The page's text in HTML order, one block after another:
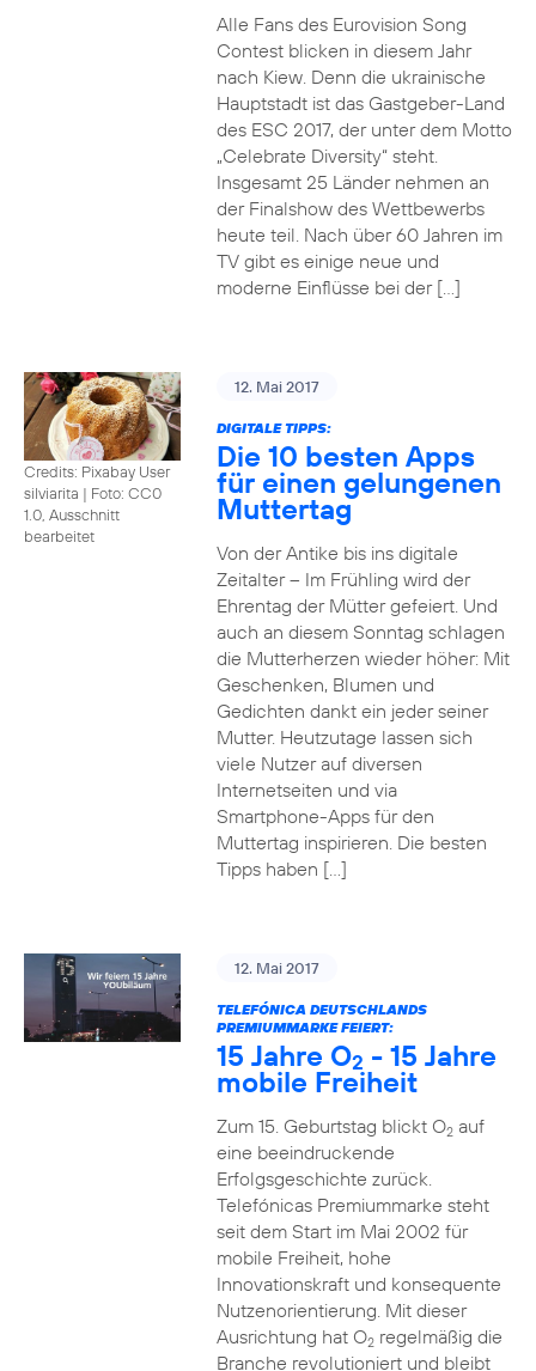
Alle Fans des Eurovision Song
Contest blicken in diesem Jahr
nach Kiew. Denn die ukrainische
Hauptstadt ist das Gastgeber-Land
des ESC 2017, der unter dem Motto
„Celebrate Diversity“ steht.
Insgesamt 25 Länder nehmen an
der Finalshow des Wettbewerbs
heute teil. Nach über 60 Jahren im
TV gibt es einige neue und
moderne Einflüsse bei der […]
Credits: Pixabay User
silviarita | Foto: CC0
1.0, Ausschnitt
bearbeitet
12. Mai 2017
DIGITALE TIPPS:
Die 10 besten Apps
für einen gelungenen
Muttertag
Von der Antike bis ins digitale
Zeitalter – Im Frühling wird der
Ehrentag der Mütter gefeiert. Und
auch an diesem Sonntag schlagen
die Mutterherzen wieder höher: Mit
Geschenken, Blumen und
Gedichten dankt ein jeder seiner
Mutter. Heutzutage lassen sich
viele Nutzer auf diversen
Internetseiten und via
Smartphone-Apps für den
Muttertag inspirieren. Die besten
Tipps haben […]
12. Mai 2017
TELEFÓNICA DEUTSCHLANDS
PREMIUMMARKE FEIERT:
15 Jahre O2 - 15 Jahre
mobile Freiheit
Zum 15. Geburtstag blickt O2auf
eine beeindruckende
Erfolgsgeschichte zurück.
Telefónicas Premiummarke steht
seit dem Start im Mai 2002 für
mobile Freiheit, hohe
Innovationskraft und konsequente
Nutzenorientierung. Mit dieser
Ausrichtung hat O2regelmäßig die
Branche revolutioniert und bleibt